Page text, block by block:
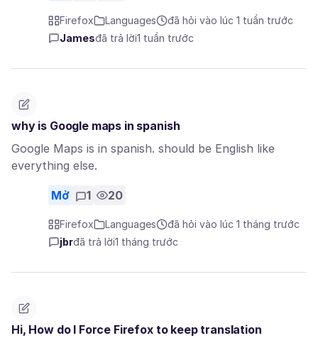
Firefox Languages
đã hỏi vào lúc 1 tuần trước
Jamesđã trả lời1 tuần trước
why is Google maps in spanish
Google Maps is in spanish. should be English like
everything else.
Mở 1 20
Firefox Languages
đã hỏi vào lúc 1 tháng trước
jbrđã trả lời1 tháng trước
Hi, How do I Force Firefox to keep translation